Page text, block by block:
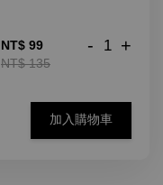
NT$ 99
NT$ 135
- +
加入購物車